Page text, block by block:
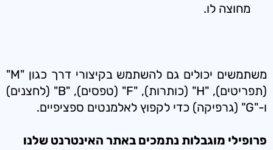
מחוצה לו.
משתמשים יכולים גם להשתמש בקיצורי דרך כגון "M"
(תפריטים), "H" (כותרות), "F" (טפסים), "B" (לחצנים)
ו-"G" (גרפיקה) כדי לקפוץ לאלמנטים ספציפיים.
פרופילי מוגבלות נתמכים באתר האינטרנט שלנו